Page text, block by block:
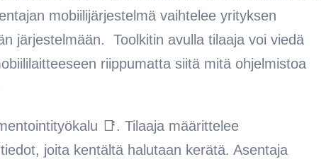
mobiilijärjestelmä vaihtelee yrityksen
järjestelmään. Toolkitin avulla tilaaja voi viedä
riippumatta siitä mitä ohjelmistoa
📑. Tilaaja määrittelee
joita kentältä halutaan kerätä. Asentaja